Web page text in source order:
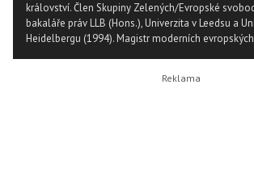
království. Člen Skupiny Zelených/Evropské
bakaláře práv LLB (Hons.), Univerzita v Leedsu a
Heidelbergu (1994). Magistr moderních